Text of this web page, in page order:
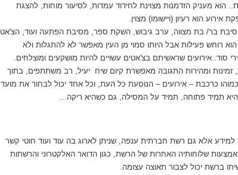
הוא מעניק הזדמנות מצוינת לחידוד עמדות, לסיעור מוחות, להצגת
הוא רעיון (ויישומו) מצוין.
מסיבת בר/ בת מצווה, ערב גיבוש, השקת ספר, מסיבת הפתעה ועוד, הצ'אט
הוא רוחש פעילות אבל היותו סמוי מן העין מאפשר לא להתגלות ולא
סוד. אירועים שראשיתם בצ'אטים עשויים להיות מושקעים ומוצלחים.
זמינות ומהירות התגובה מאפשרת קיום שיח יעיל, רב משתתפים, בתוך
כרכבת – אירועים – הנוסעת כל העת, וכל אחד יכול לבחור את מועד
היא תמיד פתוחה, תמיד על המסילה, גם כשהיא ריקה…
אלא גם רשת חברתית ענפה, שניתן לארוג בה עוד ועוד חוטי קשר
שלוחותיה האחרות של הרשת, כגון הדואר האלקטרוני והרשתות
ברשת יכול לצבור תאוצה עצומה.